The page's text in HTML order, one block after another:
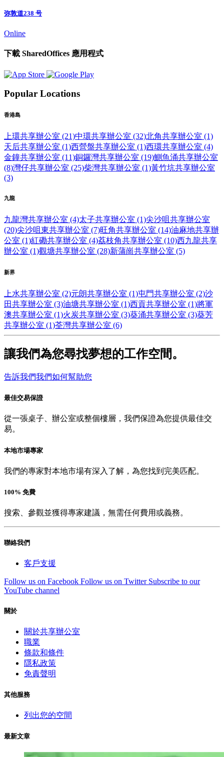
弥敦道238 号
Online
下載 SharedOffices 應用程式
Popular Locations
香港島
上環共享辦公室 (21)中環共享辦公室 (32)北角共享辦公室 (1)
天后共享辦公室 (1)西營盤共享辦公室 (1)西環共享辦公室 (4)
金鐘共享辦公室 (11)銅鑼灣共享辦公室 (19)鰂魚涌共享辦公室
(8)灣仔共享辦公室 (25)柴灣共享辦公室 (1)黃竹坑共享辦公室
(3)
九龍
九龍灣共享辦公室 (4)太子共享辦公室 (1)尖沙咀共享辦公室
(20)尖沙咀東共享辦公室 (7)旺角共享辦公室 (14)油麻地共享辦
公室 (1)紅磡共享辦公室 (4)荔枝角共享辦公室 (10)西九龍共享
辦公室 (1)觀塘共享辦公室 (28)新蒲崗共享辦公室 (5)
新界
上水共享辦公室 (2)元朗共享辦公室 (1)屯門共享辦公室 (2)沙
田共享辦公室 (3)油塘共享辦公室 (1)西貢共享辦公室 (1)將軍
澳共享辦公室 (1)火炭共享辦公室 (3)葵涌共享辦公室 (3)葵芳
共享辦公室 (1)荃灣共享辦公室 (6)
讓我們為您尋找夢想的工作空間。
告訴我們我們如何幫助您
最佳交易保證
從一張桌子、辦公室或整個樓層，我們保證為您提供最佳交
易。
本地市場專家
我們的專家對本地市場有深入了解，為您找到完美匹配。
100% 免費
搜索、參觀並獲得專家建議，無需任何費用或義務。
聯絡我們
客戶支援
Follow us on Facebook Follow us on Twitter Subscribe to our
YouTube channel
關於
關於共享辦公室
職業
條款和條件
隱私政策
免責聲明
其他服務
列出您的空間
最新文章